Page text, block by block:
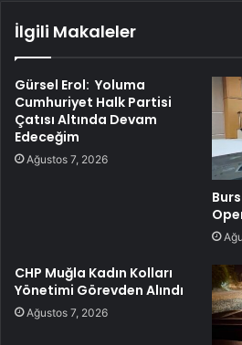
İlgili Makaleler
Gürsel Erol: Yoluma
Cumhuriyet Halk Partisi
Çatısı Altında Devam
Edeceğim
Ağustos 7, 2026
CHP Muğla Kadın Kolları
Yönetimi Görevden Alındı
Ağustos 7, 2026